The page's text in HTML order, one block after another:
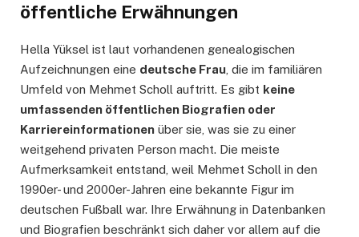
öffentliche Erwähnungen
Hella Yüksel ist laut vorhandenen genealogischen
Aufzeichnungen eine deutsche Frau , die im familiären
Umfeld von Mehmet Scholl auftritt. Es gibt keine
umfassenden öffentlichen Biografien oder
Karriereinformationen über sie, was sie zu einer
weitgehend privaten Person macht. Die meiste
Aufmerksamkeit entstand, weil Mehmet Scholl in den
1990er- und 2000er-Jahren eine bekannte Figur im
deutschen Fußball war. Ihre Erwähnung in Datenbanken
und Biografien beschränkt sich daher vor allem auf die